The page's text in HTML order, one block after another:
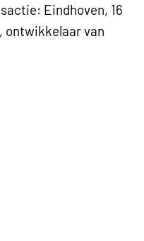
Eindhoven, 16
ontwikkelaar van